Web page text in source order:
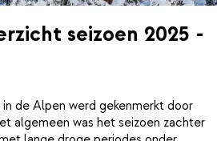
seizoen 2025 -
de Alpen werd gekenmerkt door
algemeen was het seizoen zachter